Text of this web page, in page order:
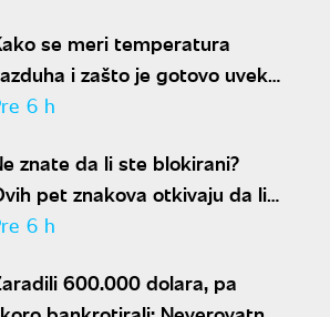
se meri temperatura
i zašto je gotovo uvek
od one koju pokazuju naši
6 h
znate da li ste blokirani?
pet znakova otkivaju da li
nalazite na nečijoj "crnoj listi"
6 h
600.000 dolara, pa